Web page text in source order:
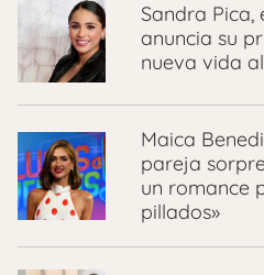
Sandra Pica,
anuncia su
nueva vida
Maica
pareja
un romance
pillados»